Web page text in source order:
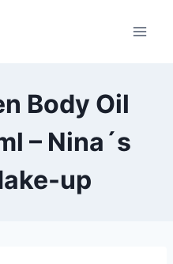
Body Oil
– Nina´s
up